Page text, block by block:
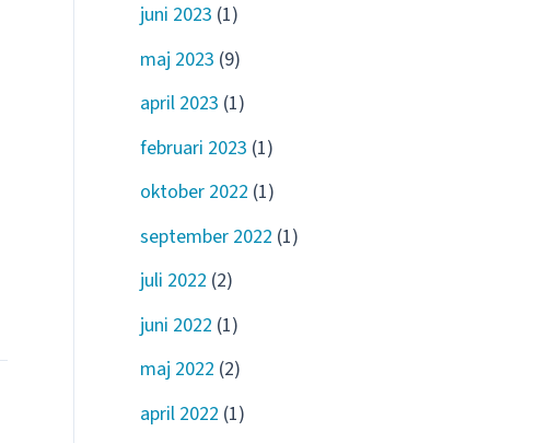
juni 2023 (1)
maj 2023 (9)
april 2023 (1)
februari 2023 (1)
oktober 2022 (1)
september 2022 (1)
juli 2022 (2)
juni 2022 (1)
maj 2022 (2)
april 2022 (1)